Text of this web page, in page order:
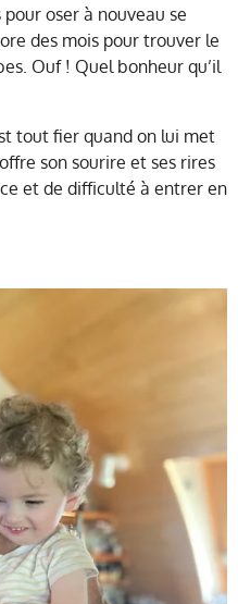
oser à nouveau se
des mois pour trouver le
Ouf ! Quel bonheur qu’il
tout fier quand on lui met
son sourire et ses rires
et de difficulté à entrer en